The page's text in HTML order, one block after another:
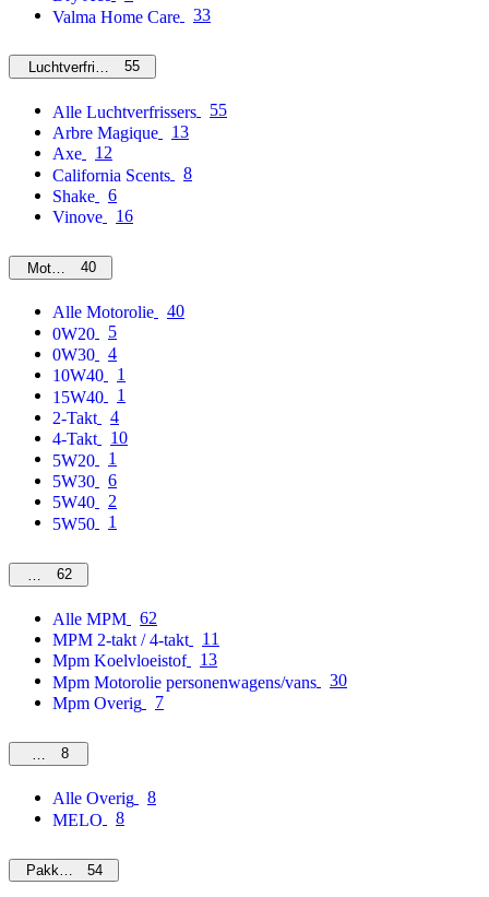
Valma Home Care
33
Luchtverfrissers55
Alle Luchtverfrissers
55
Arbre Magique
13
Axe
12
California Scents
8
Shake
6
Vinove
16
Motorolie40
Alle Motorolie
40
0W20
5
0W30
4
10W40
1
15W40
1
2-Takt
4
4-Takt
10
5W20
1
5W30
6
5W40
2
5W50
1
MPM62
Alle MPM
62
MPM 2-takt / 4-takt
11
Mpm Koelvloeistof
13
Mpm Motorolie personenwagens/vans
30
Mpm Overig
7
Overig
8
Alle Overig
8
MELO
8
Pakketten54